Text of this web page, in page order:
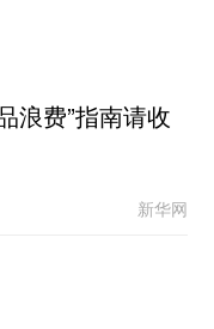
浪费”指南请收
新华网